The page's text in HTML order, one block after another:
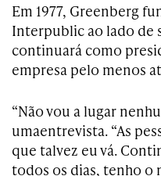
Em 1977, Greenberg
Interpublic ao lado de
continuará como
empresa pelo menos
“Não vou a lugar
umaentrevista. “As
que talvez eu vá.
todos os dias, tenho o